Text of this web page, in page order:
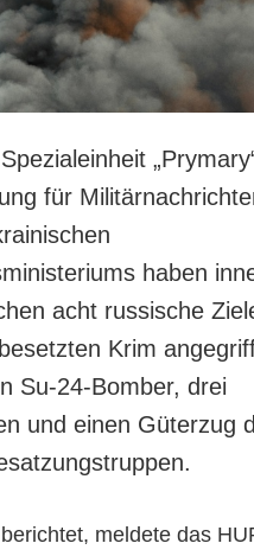
für
haben
acht russische
Krim
Su-24-Bomber, drei
und einen Güterzug
meldete das